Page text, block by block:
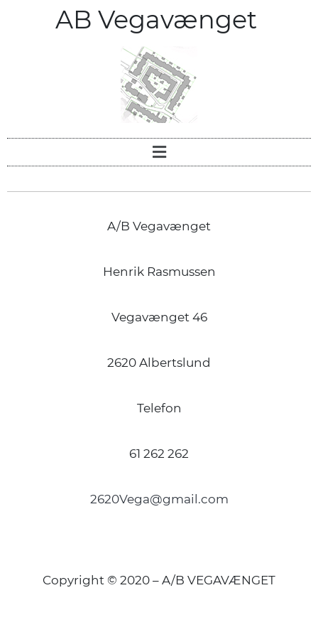
AB Vegavænget
A/B Vegavænget
Henrik Rasmussen
Vegavænget 46
2620 Albertslund
Telefon
61 262 262
2620Vega@gmail.com
Copyright © 2020 – A/B VEGAVÆNGET